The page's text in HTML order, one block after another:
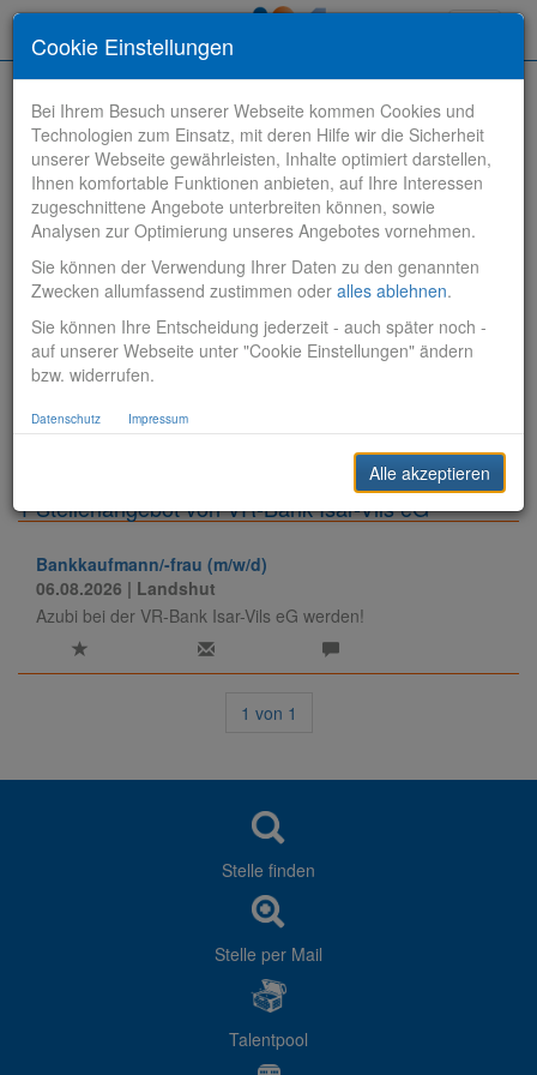
Stelle finden
Vertriebsbank
Produktionsbank
Sonstiges
1 Stellenangebot von VR-Bank Isar-Vils eG
Bankkaufmann/-frau (m/w/d)
06.08.2026 | Landshut
Azubi bei der VR-Bank Isar-Vils eG werden!
1 von 1
Stelle finden
Stelle per Mail
Talentpool
Cookie Einstellungen
Bei Ihrem Besuch unserer Webseite kommen Cookies und
Technologien zum Einsatz, mit deren Hilfe wir die Sicherheit
unserer Webseite gewährleisten, Inhalte optimiert darstellen,
Ihnen komfortable Funktionen anbieten, auf Ihre Interessen
zugeschnittene Angebote unterbreiten können, sowie
Analysen zur Optimierung unseres Angebotes vornehmen.
Sie können der Verwendung Ihrer Daten zu den genannten
Zwecken allumfassend zustimmen oder alles ablehnen.
Sie können Ihre Entscheidung jederzeit - auch später noch -
auf unserer Webseite unter "Cookie Einstellungen" ändern
bzw. widerrufen.
Datenschutz Impressum
Alle akzeptieren